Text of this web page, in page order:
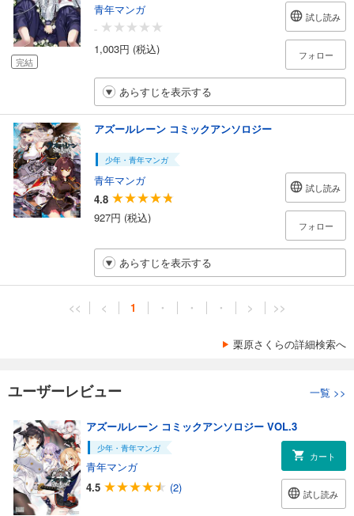
完結
青年マンガ
-
1,003円 (税込)
試し読み
フォロー
あらすじを表示する
アズールレーン コミックアンソロジー
少年・青年マンガ
青年マンガ
4.8
927円 (税込)
試し読み
フォロー
あらすじを表示する
<< < 1 ・ ・ ・ > >>
栗原さくらの詳細検索へ
ユーザーレビュー 一覧 >>
アズールレーン コミックアンソロジー VOL.3
少年・青年マンガ
青年マンガ
4.5
(2)
カート
試し読み